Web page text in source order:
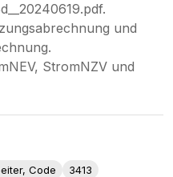
und
StromNZV und
Code
3413